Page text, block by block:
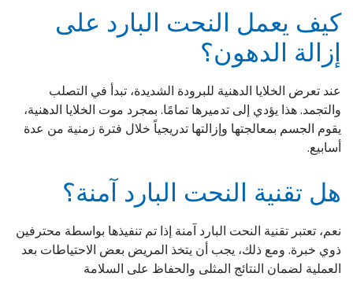
كيف يعمل النحت البارد على
إزالة الدهون؟
عند تعرض الخلايا الدهنية للبرودة الشديدة، تبدأ في التصلب
والتجمد. هذا يؤدي إلى تدميرها تمامًا. بمجرد موت الخلايا الدهنية،
يقوم الجسم بمعالجتها وإزالتها تدريجياً خلال فترة زمنية من عدة
أسابيع.
هل تقنية النحت البارد آمنة؟
نعم، تعتبر تقنية النحت البارد آمنة إذا تم تنفيذها بواسطة محترفين
ذوي خبرة. ومع ذلك، يجب أن يتخذ المريض بعض الاحتياطات بعد
العملية لضمان النتائج المثلى والحفاظ على السلامة